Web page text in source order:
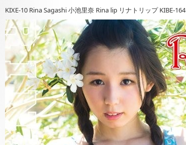
KIXE-10 Rina Sagashi 小池里奈 Rina lip リナトリップ KIBE-164